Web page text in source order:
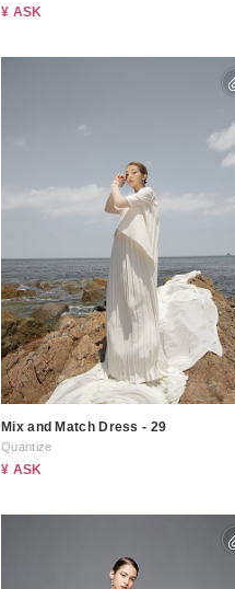
¥ ASK
Mix and Match Dress - 29
Quantize
¥ ASK